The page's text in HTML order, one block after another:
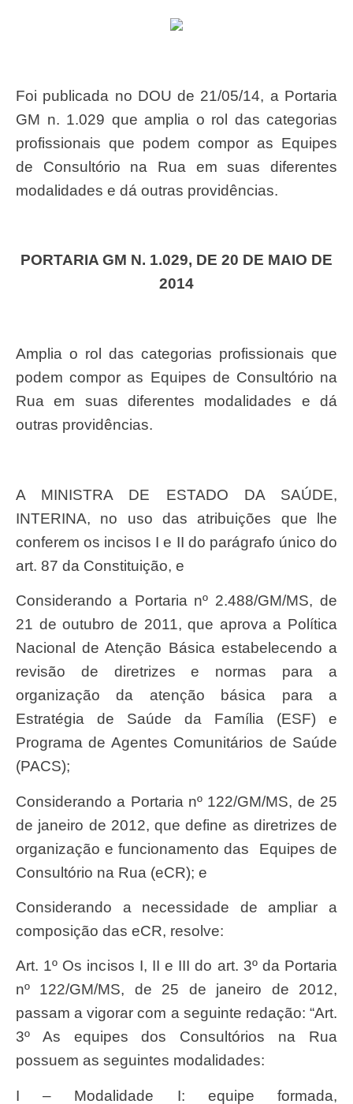
Foi publicada no DOU de 21/05/14, a Portaria
GM n. 1.029 que amplia o rol das categorias
profissionais que podem compor as Equipes
de Consultório na Rua em suas diferentes
modalidades e dá outras providências.
PORTARIA GM N. 1.029, DE 20 DE MAIO DE
2014
Amplia o rol das categorias profissionais que
podem compor as Equipes de Consultório na
Rua em suas diferentes modalidades e dá
outras providências.
A MINISTRA DE ESTADO DA SAÚDE,
INTERINA, no uso das atribuições que lhe
conferem os incisos I e II do parágrafo único do
art. 87 da Constituição, e
Considerando a Portaria nº 2.488/GM/MS, de
21 de outubro de 2011, que aprova a Política
Nacional de Atenção Básica estabelecendo a
revisão de diretrizes e normas para a
organização da atenção básica para a
Estratégia de Saúde da Família (ESF) e
Programa de Agentes Comunitários de Saúde
(PACS);
Considerando a Portaria nº 122/GM/MS, de 25
de janeiro de 2012, que define as diretrizes de
organização e funcionamento das Equipes de
Consultório na Rua (eCR); e
Considerando a necessidade de ampliar a
composição das eCR, resolve:
Art. 1º Os incisos I, II e III do art. 3º da Portaria
nº 122/GM/MS, de 25 de janeiro de 2012,
passam a vigorar com a seguinte redação: “Art.
3º As equipes dos Consultórios na Rua
possuem as seguintes modalidades:
I – Modalidade I: equipe formada,